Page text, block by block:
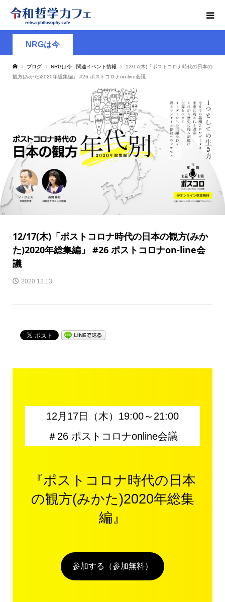
NRGは今
ブログ NRGは今 関連イベント情報
12/17(木)「ポストコロナ時代の日本の
観方(みかた)2020年総集編」 #26 ポストコロナon-line会議
12/17(木)「ポストコロナ時代の日本の観方(みか
た)2020年総集編」 #26 ポストコロナon-line会
議
2020.12.13
12月17日（木）19:00～21:00
＃26 ポストコロナonline会議
『ポストコロナ時代の日本
の観方(みかた)2020年総集
編』
参加する（参加無料）